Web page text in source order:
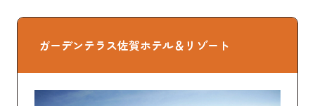
ガーデンテラス佐賀ホテル＆リゾート